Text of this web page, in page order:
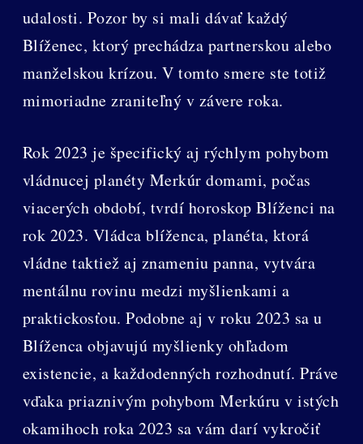
udalosti. Pozor by si mali dávať každý
Blíženec, ktorý prechádza partnerskou alebo
manželskou krízou. V tomto smere ste totiž
mimoriadne zraniteľný v závere roka.
Rok 2023 je špecifický aj rýchlym pohybom
vládnucej planéty Merkúr domami, počas
viacerých období, tvrdí horoskop Blíženci na
rok 2023. Vládca blíženca, planéta, ktorá
vládne taktiež aj znameniu panna, vytvára
mentálnu rovinu medzi myšlienkami a
praktickosťou. Podobne aj v roku 2023 sa u
Blíženca objavujú myšlienky ohľadom
existencie, a každodenných rozhodnutí. Práve
vďaka priaznivým pohybom Merkúru v istých
okamihoch roka 2023 sa vám darí vykročiť